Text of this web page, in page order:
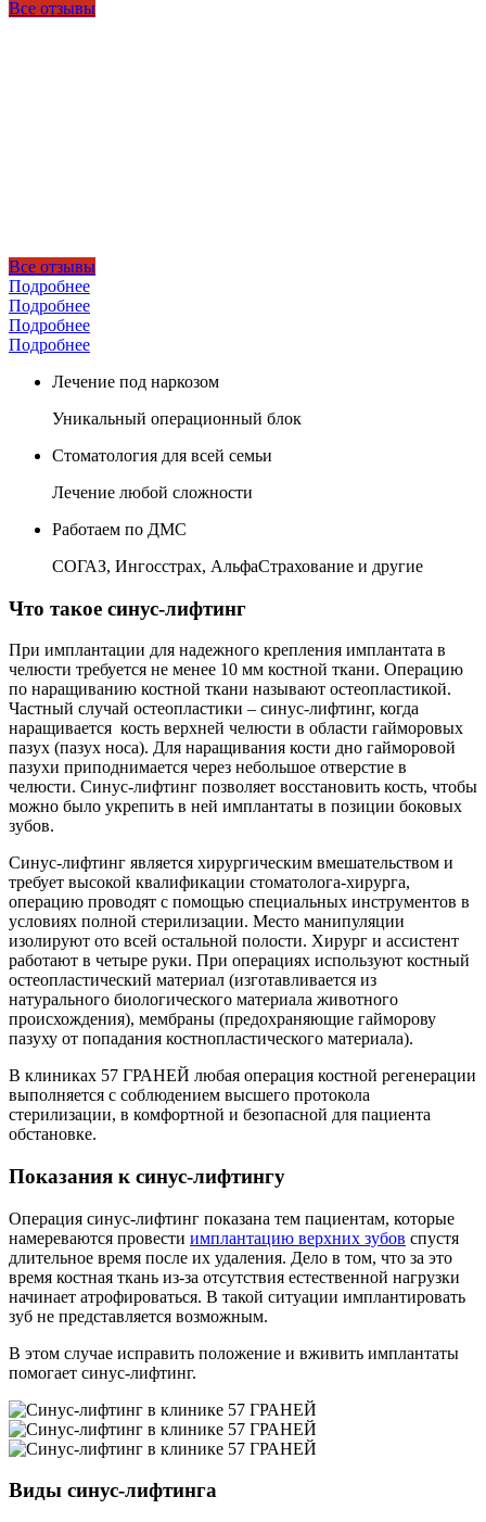
Все отзывы
Все отзывы
Подробнее
Подробнее
Подробнее
Подробнее
Лечение под наркозом
Уникальный операционный блок
Стоматология для всей семьи
Лечение любой сложности
Работаем по ДМС
СОГАЗ, Ингосстрах, АльфаСтрахование и другие
Что такое синус-лифтинг
При имплантации для надежного крепления имплантата в
челюсти требуется не менее 10 мм костной ткани. Операцию
по наращиванию костной ткани называют остеопластикой.
Частный случай остеопластики – синус-лифтинг, когда
наращивается кость верхней челюсти в области гайморовых
пазух (пазух носа). Для наращивания кости дно гайморовой
пазухи приподнимается через небольшое отверстие в
челюсти. Синус-лифтинг позволяет восстановить кость, чтобы
можно было укрепить в ней имплантаты в позиции боковых
зубов.
Синус-лифтинг является хирургическим вмешательством и
требует высокой квалификации стоматолога-хирурга,
операцию проводят с помощью специальных инструментов в
условиях полной стерилизации. Место манипуляции
изолируют ото всей остальной полости. Хирург и ассистент
работают в четыре руки. При операциях используют костный
остеопластический материал (изготавливается из
натурального биологического материала животного
происхождения), мембраны (предохраняющие гайморову
пазуху от попадания костнопластического материала).
В клиниках 57 ГРАНЕЙ любая операция костной регенерации
выполняется с соблюдением высшего протокола
стерилизации, в комфортной и безопасной для пациента
обстановке.
Показания к синус-лифтингу
Операция синус-лифтинг показана тем пациентам, которые
намереваются провести имплантацию верхних зубов спустя
длительное время после их удаления. Дело в том, что за это
время костная ткань из-за отсутствия естественной нагрузки
начинает атрофироваться. В такой ситуации имплантировать
зуб не представляется возможным.
В этом случае исправить положение и вживить имплантаты
помогает синус-лифтинг.
Виды синус-лифтинга